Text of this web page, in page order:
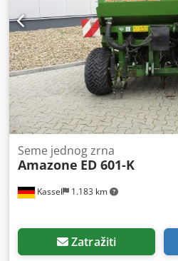
Kassel 1.183 km
Seme jednog zrna
Amazone ED 601-K
Zatražiti